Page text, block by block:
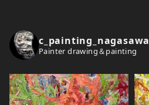
c_painting_nagasawa
Painter drawing＆painting